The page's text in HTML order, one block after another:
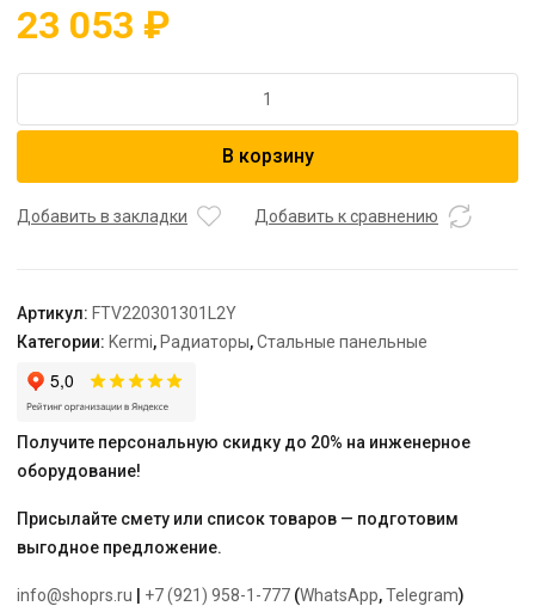
23 053 ₽
Радиатор,
100*300*1300,
RAL
9016
(белый),
Kermi
В корзину
Добавить в закладки Добавить к сравнению
Артикул: FTV220301301L2Y
Категории: Kermi, Радиаторы,Стальные панельные
Получите персональную скидку до 20% на инженерное
оборудование!
Присылайте смету или список товаров — подготовим
выгодное предложение.
info@shoprs.ru +7 (921) 958-1-777 (WhatsApp,Telegram)